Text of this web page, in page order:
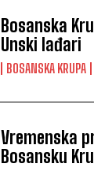
Bosanska
Unski lađari
BOSANSKA KRUPA
Vremenska
Bosansku